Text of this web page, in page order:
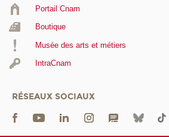
Portail Cnam
Boutique
Musée des arts et métiers
IntraCnam
RÉSEAUX SOCIAUX